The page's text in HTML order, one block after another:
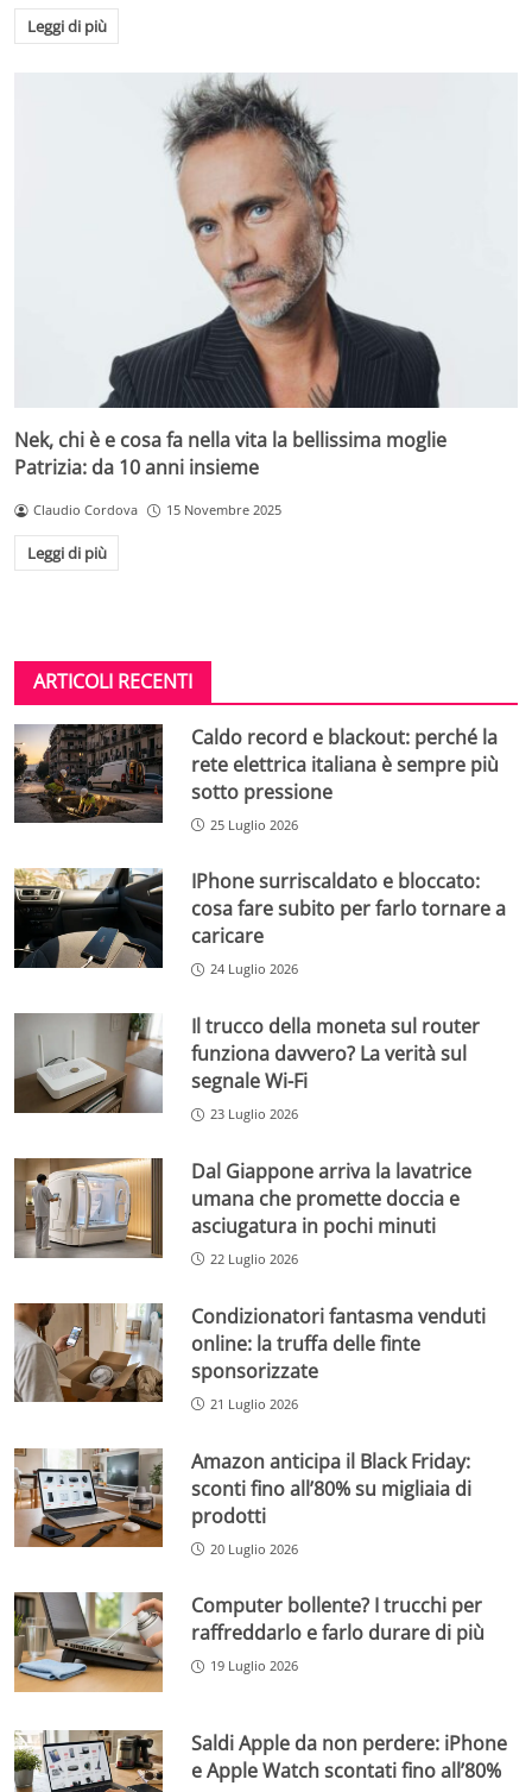
Leggi di più
Nek, chi è e cosa fa nella vita la bellissima moglie
Patrizia: da 10 anni insieme
Claudio Cordova 15 Novembre 2025
Leggi di più
ARTICOLI RECENTI
Caldo record e blackout: perché la
rete elettrica italiana è sempre più
sotto pressione
25 Luglio 2026
IPhone surriscaldato e bloccato:
cosa fare subito per farlo tornare a
caricare
24 Luglio 2026
Il trucco della moneta sul router
funziona davvero? La verità sul
segnale Wi-Fi
23 Luglio 2026
Dal Giappone arriva la lavatrice
umana che promette doccia e
asciugatura in pochi minuti
22 Luglio 2026
Condizionatori fantasma venduti
online: la truffa delle finte
sponsorizzate
21 Luglio 2026
Amazon anticipa il Black Friday:
sconti fino all’80% su migliaia di
prodotti
20 Luglio 2026
Computer bollente? I trucchi per
raffreddarlo e farlo durare di più
19 Luglio 2026
Saldi Apple da non perdere: iPhone
e Apple Watch scontati fino all’80%